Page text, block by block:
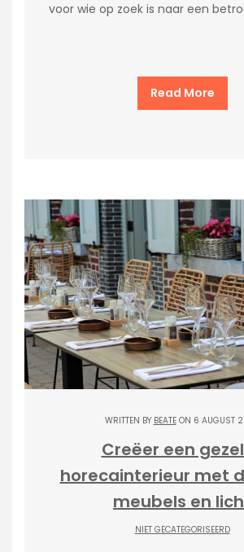
voor wie op zoek is naar een
Read More
WRITTEN BY BEATEON 6 AUGUST
Creëer een
horecainterieur met
meubels en
NIET GECATEGORISEERD